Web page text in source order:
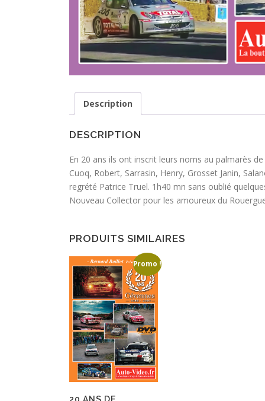
Description
DESCRIPTION
En 20 ans ils ont inscrit leurs noms au palmarès
Cuoq, Robert, Sarrasin, Henry, Grosset Janin,
regrété Patrice Truel. 1h40 mn sans oublié
Nouveau Collector pour les amoureux du
PRODUITS SIMILAIRES
Promo !
20 ANS DE